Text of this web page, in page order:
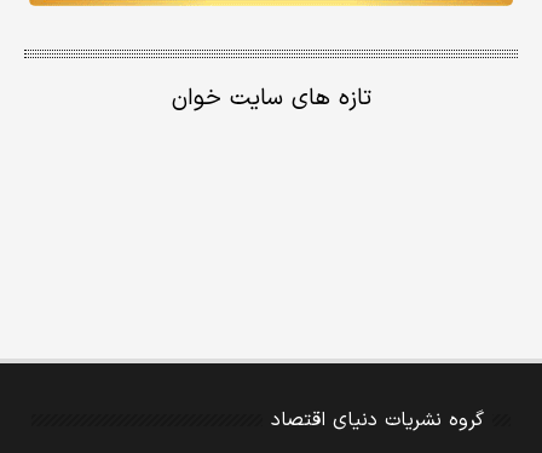
تازه های سایت خوان
گروه نشریات دنیای اقتصاد